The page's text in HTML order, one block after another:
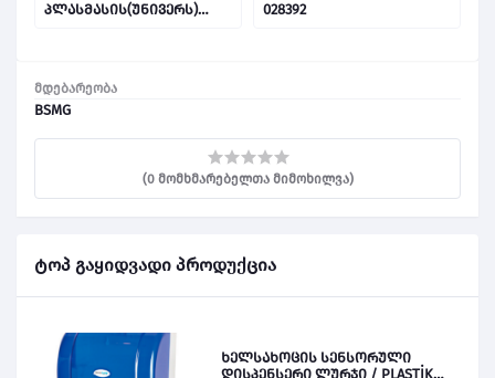
მდებარეობა
BSMG
(0 მომხმარებელთა მიმოხილვა)
ტოპ გაყიდვადი პროდუქცია
ხელსახოცის სენსორული
დისპენსერი ლურჯი / PLASTİK
პლასმასის(უნივერს)
028392